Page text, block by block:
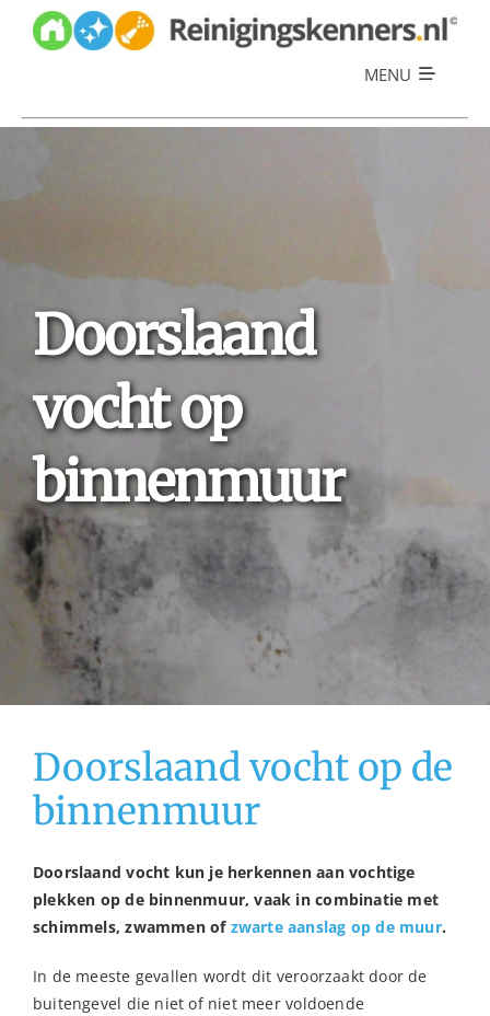
MENU
Diensten
Doorslaand
vocht op
binnenmuur
Doorslaand vocht op de
binnenmuur
Doorslaand vocht kun je herkennen aan vochtige
plekken op de binnenmuur, vaak in combinatie met
schimmels, zwammen of zwarte aanslag op de muur.
In de meeste gevallen wordt dit veroorzaakt door de
buitengevel die niet of niet meer voldoende